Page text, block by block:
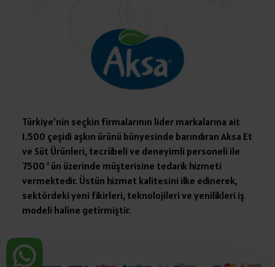
Türkiye’nin seçkin firmalarının lider markalarına ait
1.500 çeşidi aşkın ürünü bünyesinde barındıran Aksa Et
ve Süt Ürünleri, tecrübeli ve deneyimli personeli ile
7500 ‘ ün üzerinde müşterisine tedarik hizmeti
vermektedir. Üstün hizmet kalitesini ilke edinerek,
sektördeki yeni fikirleri, teknolojileri ve yenilikleri iş
modeli haline getirmiştir.